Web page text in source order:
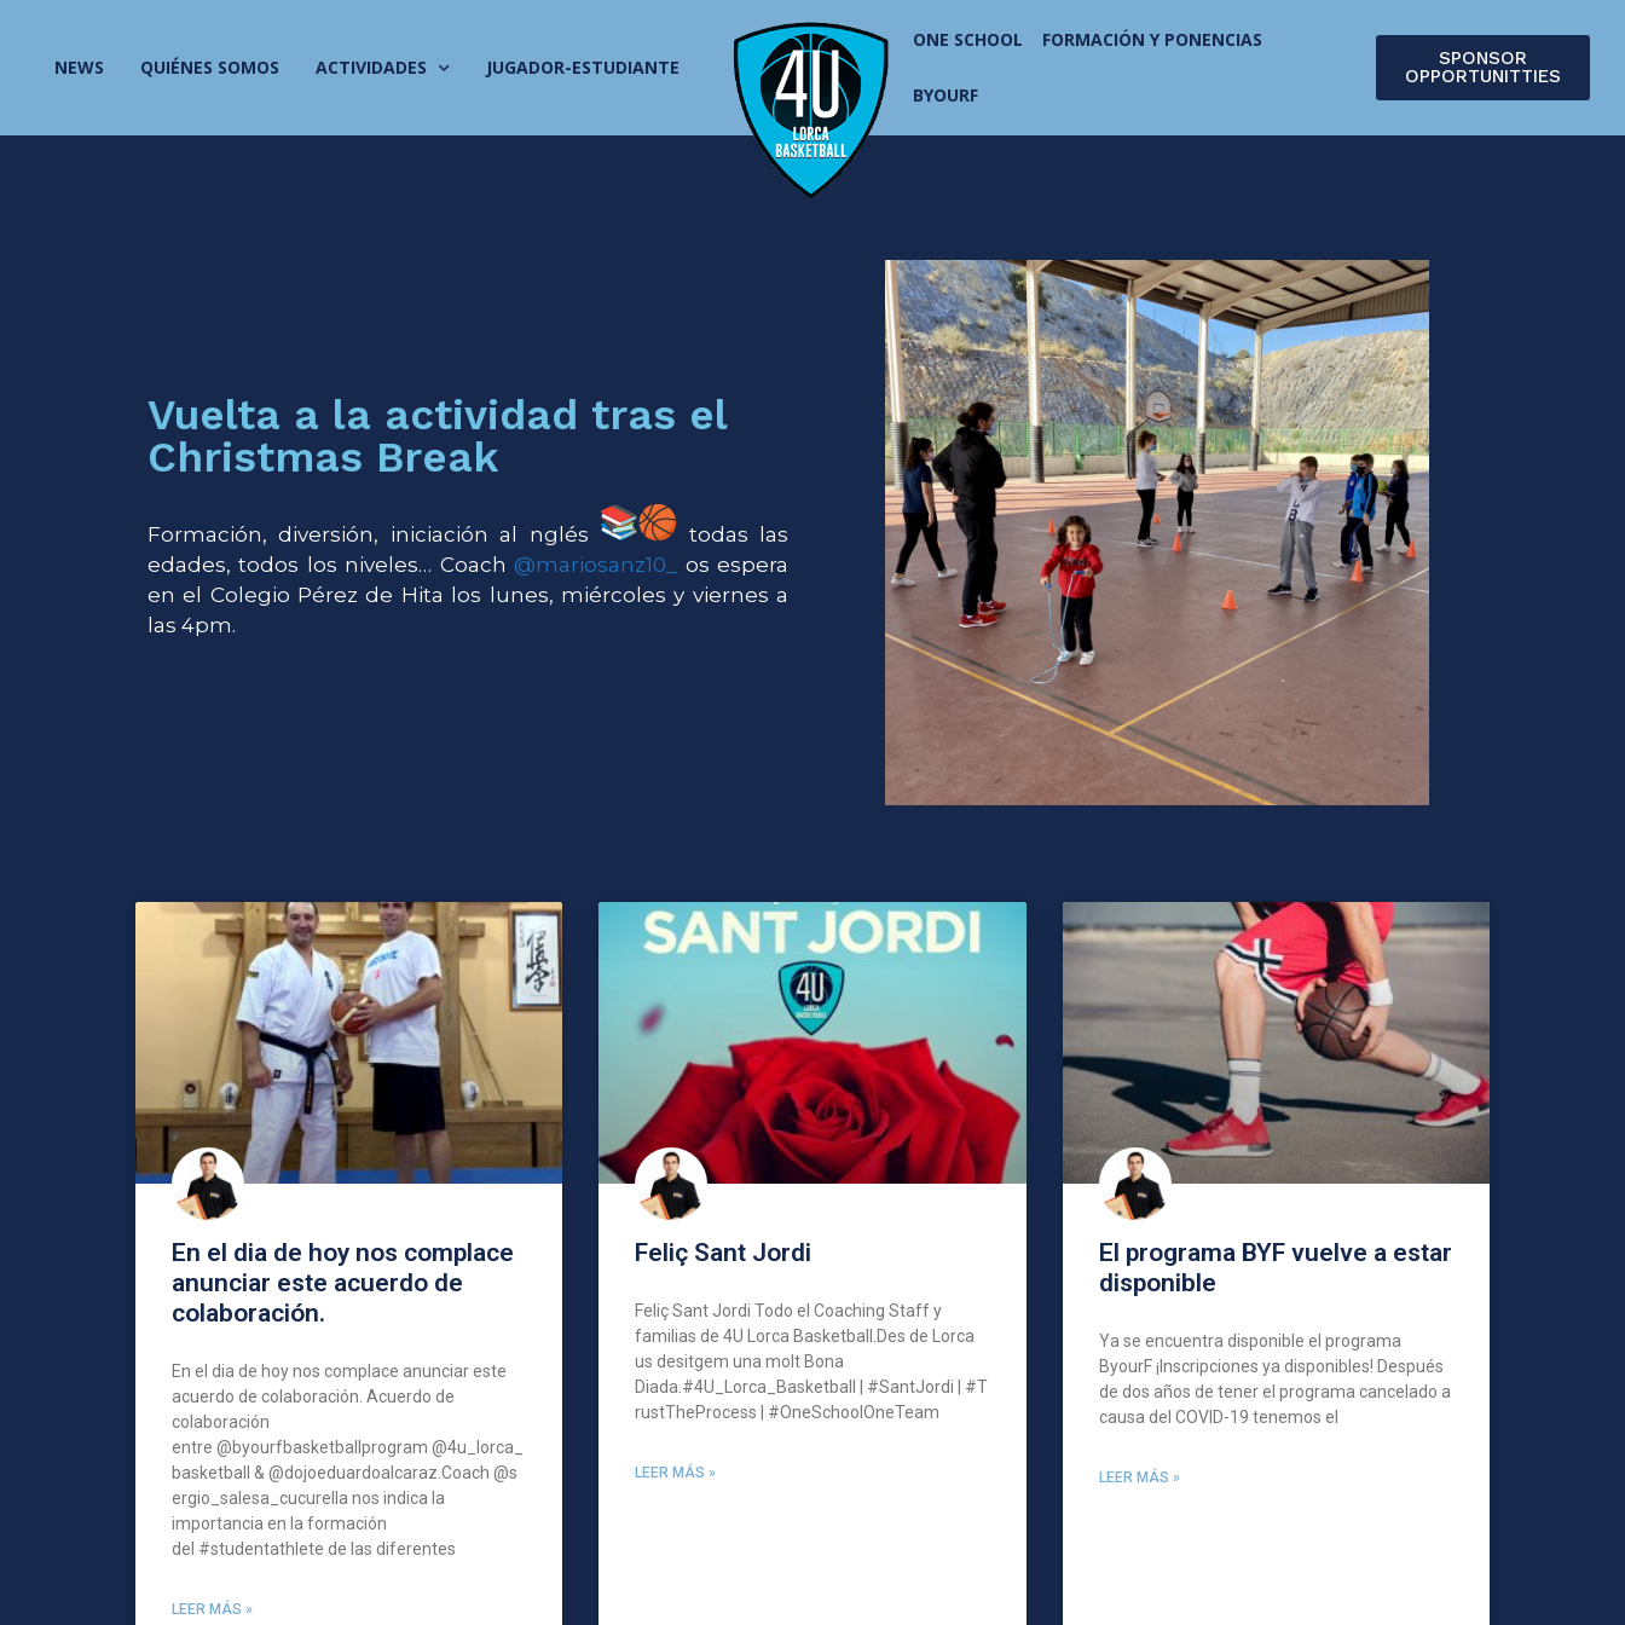
NEWS QUIÉNES SOMOS ACTIVIDADES JUGADOR-ESTUDIANTE
ONE SCHOOL FORMACIÓN Y PONENCIAS
BYOURF
SPONSOR
OPPORTUNITTIES
Vuelta a la actividad tras el
Christmas Break
Formación, diversión, iniciación al nglés
todas las
edades, todos los niveles… Coach @mariosanz10_
os espera
en el Colegio Pérez de Hita los lunes, miércoles y viernes a
las 4pm.
En el dia de hoy nos complace
anunciar este acuerdo de
colaboración.
En el dia de hoy nos complace anunciar este
acuerdo de colaboración. Acuerdo de
colaboración
entre @byourfbasketballprogram @4u_lorca_
basketball & @dojoeduardoalcaraz.Coach @s
ergio_salesa_cucurella nos indica la
importancia en la formación
del #studentathlete de las diferentes
LEER MÁS »
Feliç Sant Jordi
Feliç Sant Jordi Todo el Coaching Staff y
familias de 4U Lorca Basketball.Des de Lorca
us desitgem una molt Bona
Diada.#4U_Lorca_Basketball | #SantJordi | #T
rustTheProcess | #OneSchoolOneTeam
LEER MÁS »
El programa BYF vuelve a estar
disponible
Ya se encuentra disponible el programa
ByourF ¡Inscripciones ya disponibles! Después
de dos años de tener el programa cancelado a
causa del COVID-19 tenemos el
LEER MÁS »